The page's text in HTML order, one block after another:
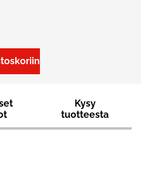
Kysy
tuotteesta